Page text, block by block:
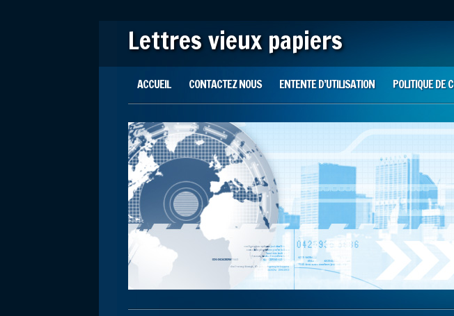
Lettres vieux papiers
Main menu
ACCUEIL CONTACTEZ NOUS ENTENTE D’UTILISATION POLITIQUE DE